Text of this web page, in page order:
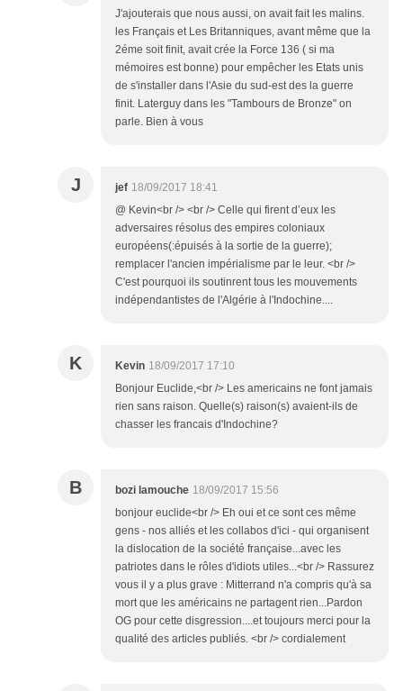
J'ajouterais que nous aussi, on avait fait les malins.
les Français et Les Britanniques, avant même que la
2éme soit finit, avait crée la Force 136 ( si ma
mémoires est bonne) pour empêcher les Etats unis
de s'installer dans l'Asie du sud-est des la guerre
finit. Laterguy dans les "Tambours de Bronze" on
parle. Bien à vous
J jef 18/09/2017 18:41
@ Kevin<br /> <br /> Celle qui firent d’eux les
adversaires résolus des empires coloniaux
européens(:épuisés à la sortie de la guerre);
remplacer l'ancien impérialisme par le leur. <br />
C'est pourquoi ils soutinrent tous les mouvements
indépendantistes de l'Algérie à l'Indochine....
K Kevin 18/09/2017 17:10
Bonjour Euclide,<br /> Les americains ne font jamais
rien sans raison. Quelle(s) raison(s) avaient-ils de
chasser les francais d'Indochine?
B bozi lamouche 18/09/2017 15:56
bonjour euclide<br /> Eh oui et ce sont ces même
gens - nos alliés et les collabos d'ici - qui organisent
la dislocation de la société française...avec les
patriotes dans le rôles d'idiots utiles...<br /> Rassurez
vous il y a plus grave : Mitterrand n'a compris qu'à sa
mort que les américains ne partagent rien...Pardon
OG pour cette disgression....et toujours merci pour la
qualité des articles publiés. <br /> cordialement